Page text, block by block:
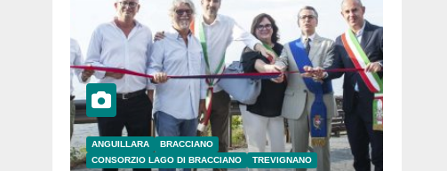
ANGUILLARA
BRACCIANO
CONSORZIO LAGO DI BRACCIANO
TREVIGNANO